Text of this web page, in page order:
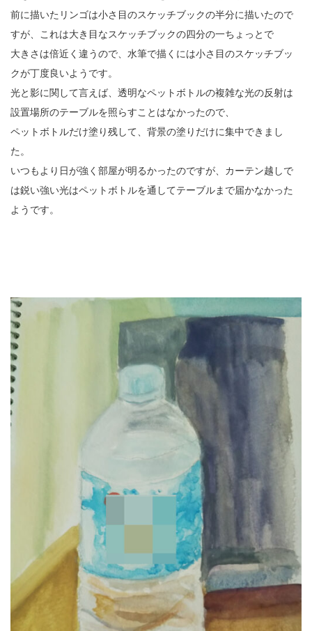
前に描いたリンゴは小さ目のスケッチブックの半分に描いたので
すが、これは大き目なスケッチブックの四分の一ちょっとで
大きさは倍近く違うので、水筆で描くには小さ目のスケッチブッ
クが丁度良いようです。
光と影に関して言えば、透明なペットボトルの複雑な光の反射は
設置場所のテーブルを照らすことはなかったので、
ペットボトルだけ塗り残して、背景の塗りだけに集中できまし
た。
いつもより日が強く部屋が明るかったのですが、カーテン越しで
は鋭い強い光はペットボトルを通してテーブルまで届かなかった
ようです。